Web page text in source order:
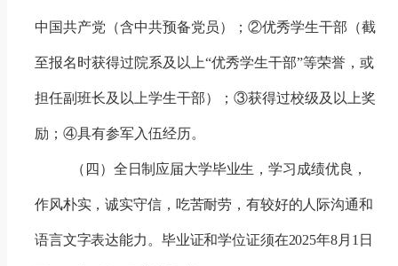
中国共产党（含中共预备党员）；②优秀学生干部（截
至报名时获得过院系及以上“优秀学生干部”等荣誉，或
担任副班长及以上学生干部）；③获得过校级及以上奖
励；④具有参军入伍经历。
（四）全日制应届大学毕业生，学习成绩优良，
作风朴实，诚实守信，吃苦耐劳，有较好的人际沟通和
语言文字表达能力。毕业证和学位证须在2025年8月 1 日